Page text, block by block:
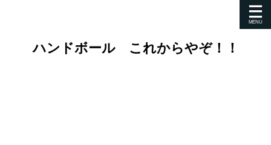
ハンドボール これからやぞ！！